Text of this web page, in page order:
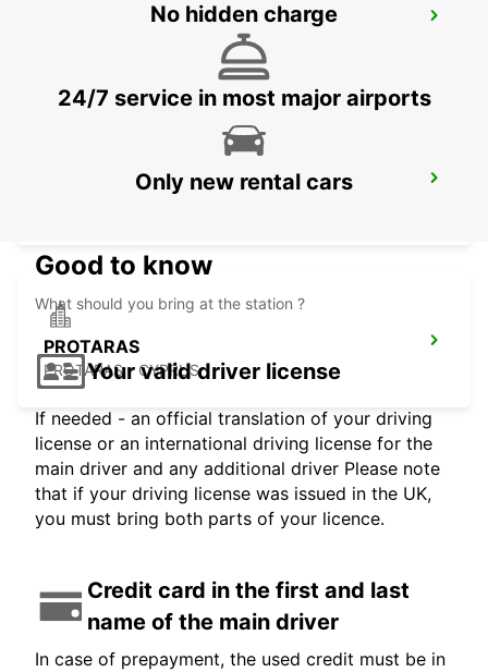
LARNACA INTERNATIONAL AIRPORT
PROTARAS
PROTARAS - CYPRUS
No hidden charge
24/7 service in most major airports
Only new rental cars
Good to know
What should you bring at the station ?
Your valid driver license
If needed - an official translation of your driving
license or an international driving license for the
main driver and any additional driver Please note
that if your driving license was issued in the UK,
you must bring both parts of your licence.
Credit card in the first and last
name of the main driver
In case of prepayment, the used credit must be in